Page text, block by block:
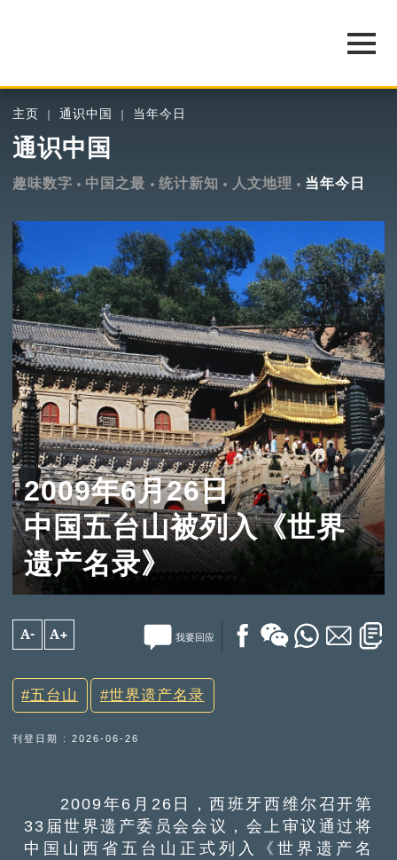
主页 通识中国 当年今日
通识中国
趣味数字 中国之最 统计新知 人文地理 当年今日
2009年6月26日
中国五台山被列入《世界
遗产名录》
A- A+ 我要回应
五台山 世界遗产名录
刊登日期 : 2026-06-26
2009年6月26日，西班牙西维尔召开第
33届世界遗产委员会会议，会上审议通过将
中国山西省五台山正式列入《世界遗产名